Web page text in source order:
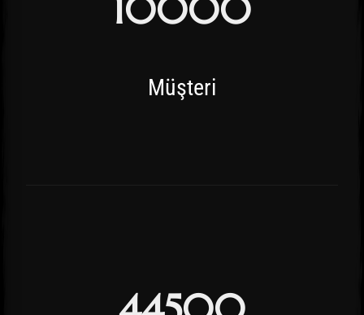
10000
Müşteri